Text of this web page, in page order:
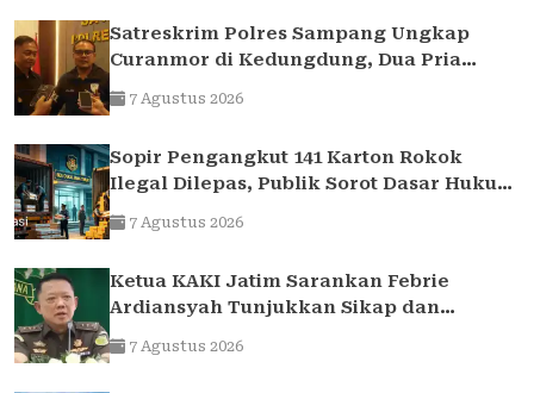
Satreskrim Polres Sampang Ungkap
Curanmor di Kedungdung, Dua Pria
Diamankan
7 Agustus 2026
Sopir Pengangkut 141 Karton Rokok
Ilegal Dilepas, Publik Sorot Dasar Hukum
Bea Cukai Juanda
7 Agustus 2026
Ketua KAKI Jatim Sarankan Febrie
Ardiansyah Tunjukkan Sikap dan
Hormati Proses Hukum, Bukan Ajukan
Praperadilan
7 Agustus 2026